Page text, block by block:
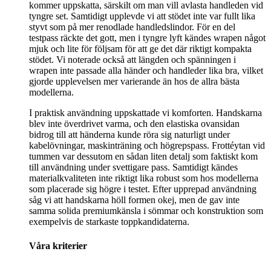
kommer uppskatta, särskilt om man vill avlasta handleden vid
tyngre set. Samtidigt upplevde vi att stödet inte var fullt lika
styvt som på mer renodlade handledslindor. För en del
testpass räckte det gott, men i tyngre lyft kändes wrapen något
mjuk och lite för följsam för att ge det där riktigt kompakta
stödet. Vi noterade också att längden och spänningen i
wrapen inte passade alla händer och handleder lika bra, vilket
gjorde upplevelsen mer varierande än hos de allra bästa
modellerna.
I praktisk användning uppskattade vi komforten. Handskarna
blev inte överdrivet varma, och den elastiska ovansidan
bidrog till att händerna kunde röra sig naturligt under
kabelövningar, maskinträning och högrepspass. Frottéytan vid
tummen var dessutom en sådan liten detalj som faktiskt kom
till användning under svettigare pass. Samtidigt kändes
materialkvaliteten inte riktigt lika robust som hos modellerna
som placerade sig högre i testet. Efter upprepad användning
såg vi att handskarna höll formen okej, men de gav inte
samma solida premiumkänsla i sömmar och konstruktion som
exempelvis de starkaste toppkandidaterna.
Våra kriterier